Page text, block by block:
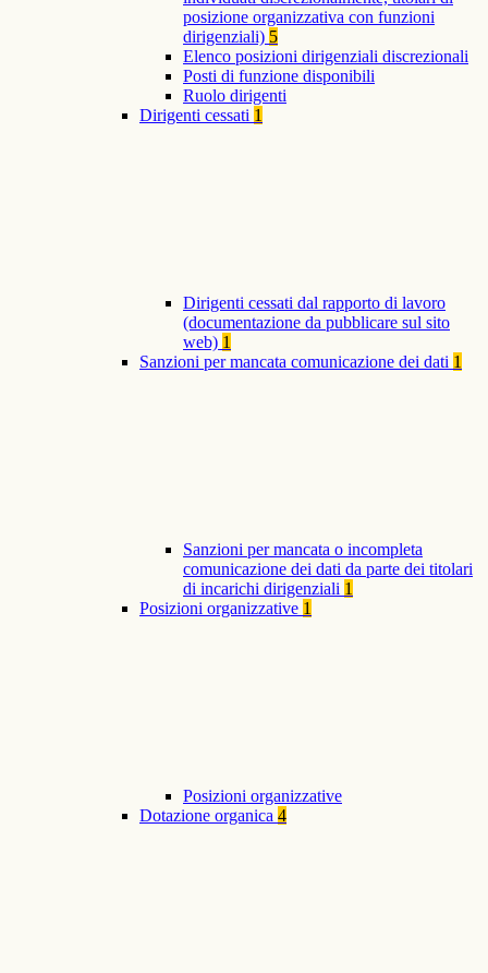
posizione organizzativa con funzioni
dirigenziali) 5
Elenco posizioni dirigenziali discrezionali
Posti di funzione disponibili
Ruolo dirigenti
Dirigenti cessati 1
Dirigenti cessati dal rapporto di lavoro
(documentazione da pubblicare sul sito
web) 1
Sanzioni per mancata comunicazione dei dati 1
Sanzioni per mancata o incompleta
comunicazione dei dati da parte dei titolari
di incarichi dirigenziali 1
Posizioni organizzative 1
Posizioni organizzative
Dotazione organica 4